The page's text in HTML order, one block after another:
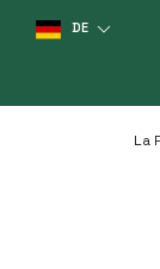
DE
La